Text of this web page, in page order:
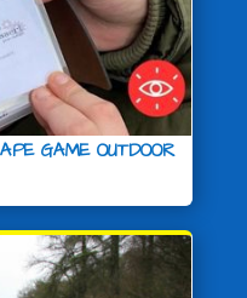
GAME OUTDOOR